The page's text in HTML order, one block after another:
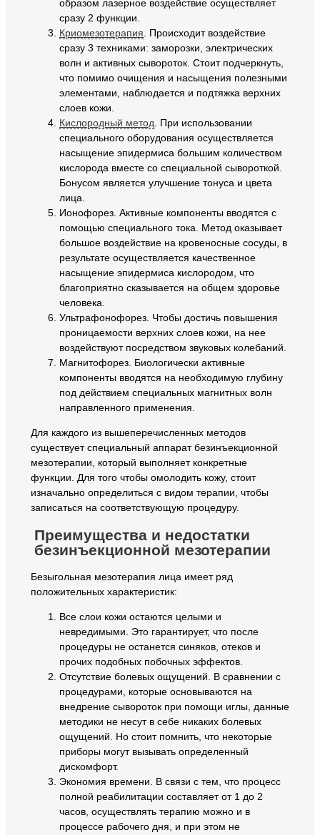
образом лазерное воздействие осуществляет
сразу 2 функции.
Криомезотерапия . Происходит воздействие
сразу 3 техниками: заморозки, электрических
волн и активных сывороток. Стоит подчеркнуть,
что помимо очищения и насыщения полезными
элементами, наблюдается и подтяжка верхних
слоев кожи.
Кислородный метод . При использовании
специального оборудования осуществляется
насыщение эпидермиса большим количеством
кислорода вместе со специальной сывороткой.
Бонусом является улучшение тонуса и цвета
лица.
Ионофорез. Активные компоненты вводятся с
помощью специального тока. Метод оказывает
большое воздействие на кровеносные сосуды, в
результате осуществляется качественное
насыщение эпидермиса кислородом, что
благоприятно сказывается на общем здоровье
человека.
Ультрафонофорез. Чтобы достичь повышения
проницаемости верхних слоев кожи, на нее
воздействуют посредством звуковых колебаний.
Магнитофорез. Биологически активные
компоненты вводятся на необходимую глубину
под действием специальных магнитных волн
направленного применения.
Для каждого из вышеперечисленных методов
существует специальный аппарат безинъекционной
мезотерапии, который выполняет конкретные
функции. Для того чтобы омолодить кожу, стоит
изначально определиться с видом терапии, чтобы
записаться на соответствующую процедуру.
Преимущества и недостатки
безинъекционной мезотерапии
Безыгольная мезотерапия лица имеет ряд
положительных характеристик:
Все слои кожи остаются целыми и
невредимыми. Это гарантирует, что после
процедуры не останется синяков, отеков и
прочих подобных побочных эффектов.
Отсутствие болевых ощущений. В сравнении с
процедурами, которые основываются на
внедрение сывороток при помощи иглы, данные
методики не несут в себе никаких болевых
ощущений. Но стоит помнить, что некоторые
приборы могут вызывать определенный
дискомфорт.
Экономия времени. В связи с тем, что процесс
полной реабилитации составляет от 1 до 2
часов, осуществлять терапию можно и в
процессе рабочего дня, и при этом не